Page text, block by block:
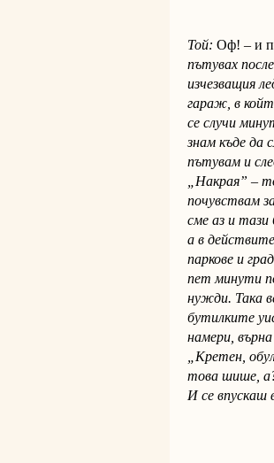
Той: Оф! – и
пътувах
изчезващия
гараж, в
се случи
знам къде да
пътувам и
„Накрая” –
почувствам
сме аз и тази
а в
паркове и
пет минути
нужди. Така
бутилките
намери,
„Кретен,
това шише,
И се впускаш